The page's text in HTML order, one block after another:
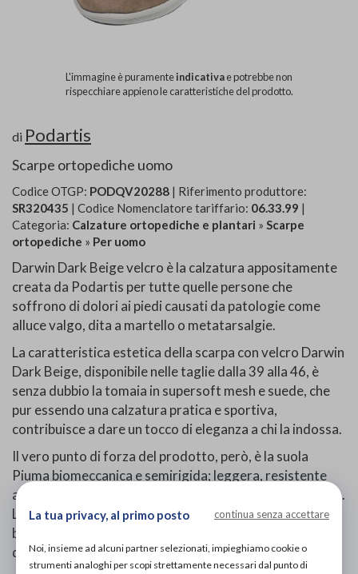
L'immagine è puramenteindicativae potrebbe non
rispecchiare appieno le caratteristiche del prodotto.
di Podartis
Scarpe ortopediche uomo
Codice OTGP: PODQV20288 | Riferimento produttore:
SR320435 | Codice Nomenclatore tariffario: 06.33.99 |
Categoria: Calzature ortopediche e plantari » Scarpe
ortopediche » Per uomo
Darwin Dark Beige velcro è la calzatura appositamente
creata da Podartis per tutte quelle persone che
soffrono di dolori ai piedi causati da patologie come
alluce valgo, dita a martello o metatarsalgie.
La caratteristica estetica della scarpa con velcro Darwin
Dark Beige, disponibile nelle taglie dalla 39 alla 46, è
senza dubbio la tomaia in supersoft mesh e suede, che
pur essendo una calzatura pratica e sportiva,
contribuisce a dare un tocco di eleganza a chi la indossa.
Il vero punto di forza del prodotto, però, è la suola
Piuma biomeccanica e semirigida; leggera, resistente
all'abrasione e particolarmente adatta per l'uso esterno.
La suola presenta anche il battistrada Vibram, un
brevetto italiano che garantisce qualità e sicurezza
durante la camminata.
La tua privacy, al primo posto continua senza accettare
Noi, insieme ad alcuni partner selezionati, impieghiamo cookie o
strumenti analoghi per scopi strettamente necessari dal punto di